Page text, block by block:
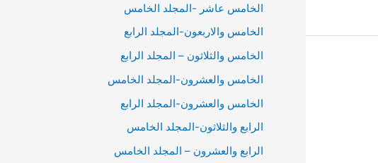
الخامس عاشر -المجلد الخامس
الخامس والاربعون-المجلد الرابع
الخامس والثلاثون – المجلد الرابع
الخامس والعشرون-المجلد الخامس
الخامس والعشرون-المجلد الرابع
الرابع والثلاثون-المجلد الخامس
الرابع والعشرون – المجلد الخامس